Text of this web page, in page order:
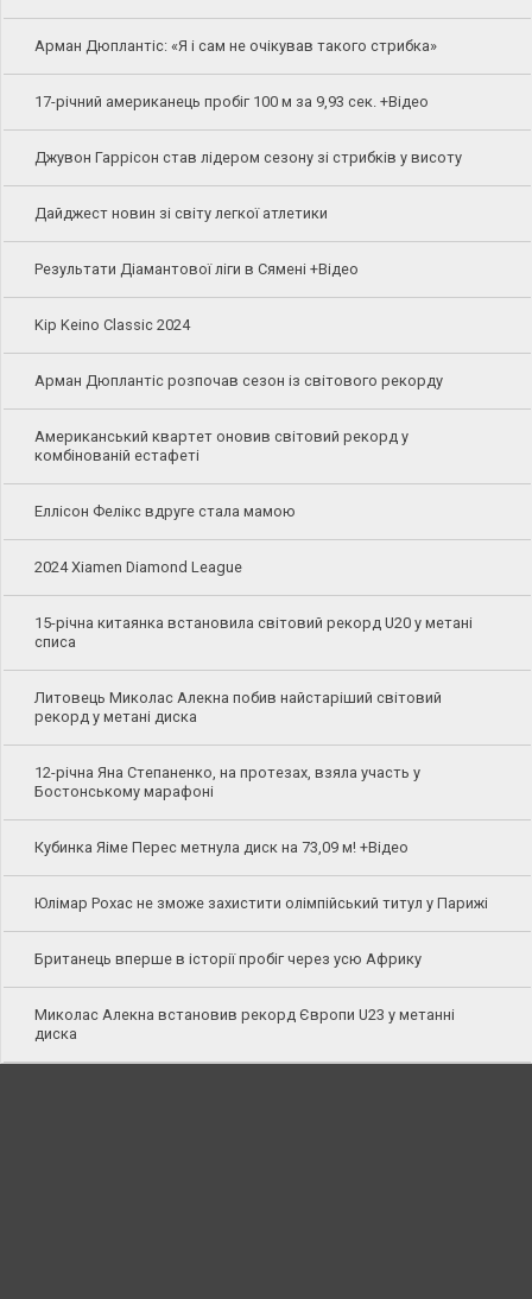
Арман Дюплантіс: «Я і сам не очікував такого стрибка»
17-річний американець пробіг 100 м за 9,93 сек. +Відео
Джувон Гаррісон став лідером сезону зі стрибків у висоту
Дайджест новин зі світу легкої атлетики
Результати Діамантової ліги в Сямені +Відео
Kip Keino Classic 2024
Арман Дюплантіс розпочав сезон із світового рекорду
Американський квартет оновив світовий рекорд у
комбінованій естафеті
Еллісон Фелікс вдруге стала мамою
2024 Xiamen Diamond League
15-річна китаянка встановила світовий рекорд U20 у метані
списа
Литовець Миколас Алекна побив найстаріший світовий
рекорд у метані диска
12-річна Яна Степаненко, на протезах, взяла участь у
Бостонському марафоні
Кубинка Яіме Перес метнула диск на 73,09 м! +Відео
Юлімар Рохас не зможе захистити олімпійський титул у Парижі
Британець вперше в історії пробіг через усю Африку
Миколас Алекна встановив рекорд Європи U23 у метанні
диска